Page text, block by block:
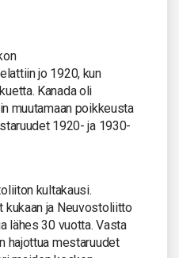
jo 1920, kun
Kanada oli
muutamaan poikkeusta
1920- ja 1930-
kultakausi.
kukaan ja Neuvostoliitto
lähes 30 vuotta. Vasta
hajottua mestaruudet